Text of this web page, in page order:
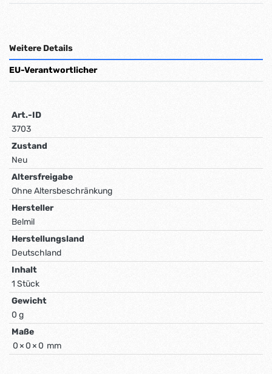
Weitere Details
EU-Verantwortlicher
Art.-ID
3703
Zustand
Neu
Altersfreigabe
Ohne Altersbeschränkung
Hersteller
Belmil
Herstellungsland
Deutschland
Inhalt
1 Stück
Gewicht
0 g
Maße
0 ×0 ×0 mm